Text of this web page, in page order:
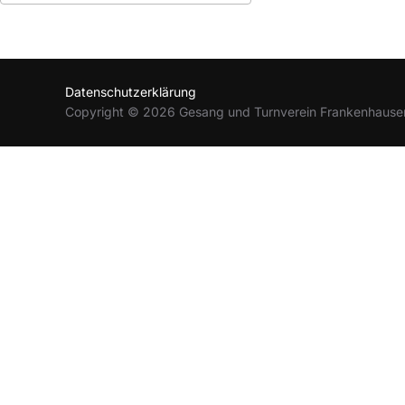
Datenschutzerklärung
Copyright © 2026 Gesang und Turnverein